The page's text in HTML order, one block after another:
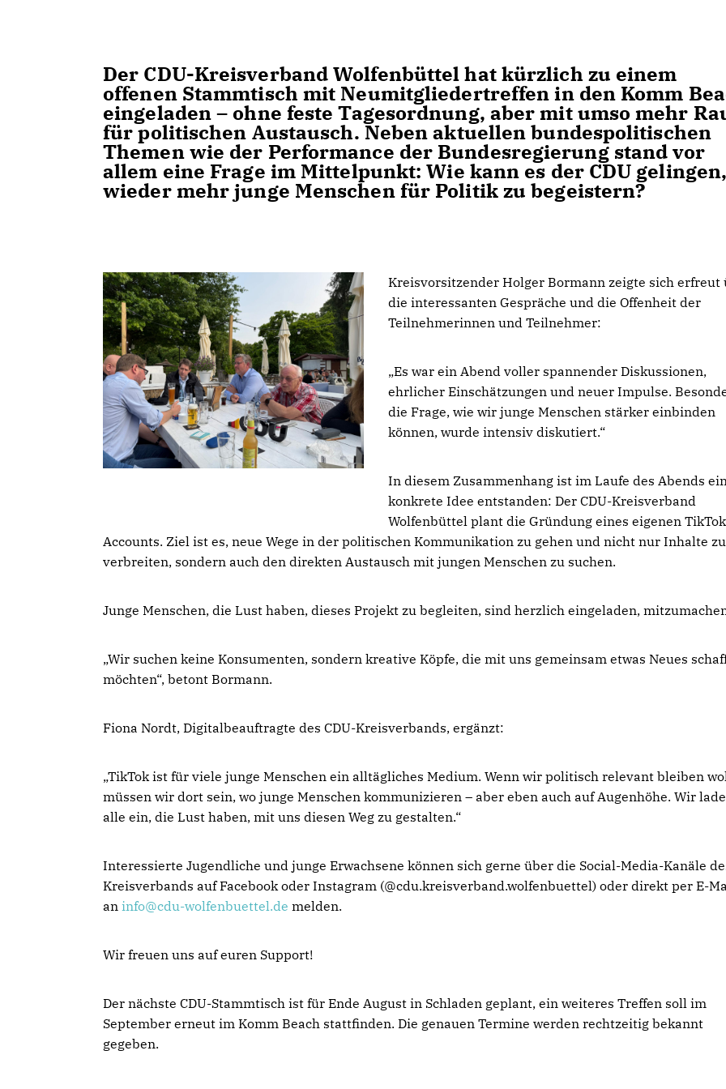
Der CDU-Kreisverband Wolfenbüttel hat kürzlich zu einem
offenen Stammtisch mit Neumitgliedertreffen in den Komm
eingeladen – ohne feste Tagesordnung, aber mit umso mehr
für politischen Austausch. Neben aktuellen bundespolitischen
Themen wie der Performance der Bundesregierung stand vor
allem eine Frage im Mittelpunkt: Wie kann es der CDU gelingen,
wieder mehr junge Menschen für Politik zu begeistern?
Kreisvorsitzender Holger Bormann zeigte sich erfreut
die interessanten Gespräche und die Offenheit der
Teilnehmerinnen und Teilnehmer:
Es war ein Abend voller spannender Diskussionen,
ehrlicher Einschätzungen und neuer Impulse.
die Frage, wie wir junge Menschen stärker einbinden
können, wurde intensiv diskutiert.“
In diesem Zusammenhang ist im Laufe des Abends
konkrete Idee entstanden: Der CDU-Kreisverband
Wolfenbüttel plant die Gründung eines eigenen
Accounts. Ziel ist es, neue Wege in der politischen Kommunikation zu gehen und nicht nur Inhalte zu
verbreiten, sondern auch den direkten Austausch mit jungen Menschen zu suchen.
Junge Menschen, die Lust haben, dieses Projekt zu begleiten, sind herzlich eingeladen,
Wir suchen keine Konsumenten, sondern kreative Köpfe, die mit uns gemeinsam etwas Neues
möchten“, betont Bormann.
Fiona Nordt, Digitalbeauftragte des CDU-Kreisverbands, ergänzt:
TikTok ist für viele junge Menschen ein alltägliches Medium. Wenn wir politisch relevant bleiben
müssen wir dort sein, wo junge Menschen kommunizieren – aber eben auch auf Augenhöhe. Wir
alle ein, die Lust haben, mit uns diesen Weg zu gestalten.“
Interessierte Jugendliche und junge Erwachsene können sich gerne über die Social-Media-Kanäle
Kreisverbands auf Facebook oder Instagram (@cdu.kreisverband.wolfenbuettel) oder direkt per E-
an info@cdu-wolfenbuettel.de melden.
Wir freuen uns auf euren Support!
Der nächste CDU-Stammtisch ist für Ende August in Schladen geplant, ein weiteres Treffen soll im
September erneut im Komm Beach stattfinden. Die genauen Termine werden rechtzeitig bekannt
gegeben.